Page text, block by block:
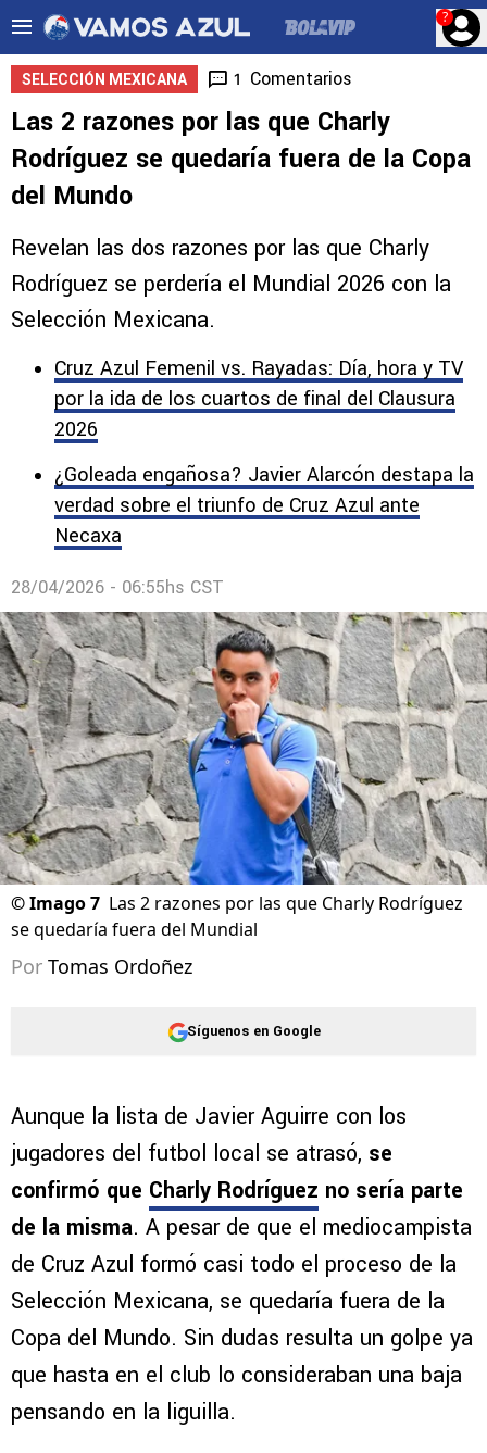
?
SELECCIÓN MEXICANA 1 Comentarios
Las 2 razones por las que Charly
Rodríguez se quedaría fuera de la Copa
del Mundo
Revelan las dos razones por las que Charly
Rodríguez se perdería el Mundial 2026 con la
Selección Mexicana.
Cruz Azul Femenil vs. Rayadas: Día, hora y TV
por la ida de los cuartos de final del Clausura
2026
¿Goleada engañosa? Javier Alarcón destapa la
verdad sobre el triunfo de Cruz Azul ante
Necaxa
28/04/2026 - 06:55hs CST
©Imago 7 Las 2 razones por las que Charly Rodríguez
se quedaría fuera del Mundial
Por Tomas Ordoñez
Síguenos en Google
Aunque la lista de Javier Aguirre con los
jugadores del futbol local se atrasó, se
confirmó que Charly Rodríguez no sería parte
de la misma. A pesar de que el mediocampista
de Cruz Azul formó casi todo el proceso de la
Selección Mexicana, se quedaría fuera de la
Copa del Mundo. Sin dudas resulta un golpe ya
que hasta en el club lo consideraban una baja
pensando en la liguilla.